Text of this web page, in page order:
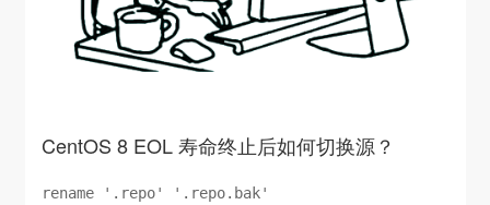
CentOS 8 EOL 寿命终止后如何切换源？
rename '.repo' '.repo.bak'